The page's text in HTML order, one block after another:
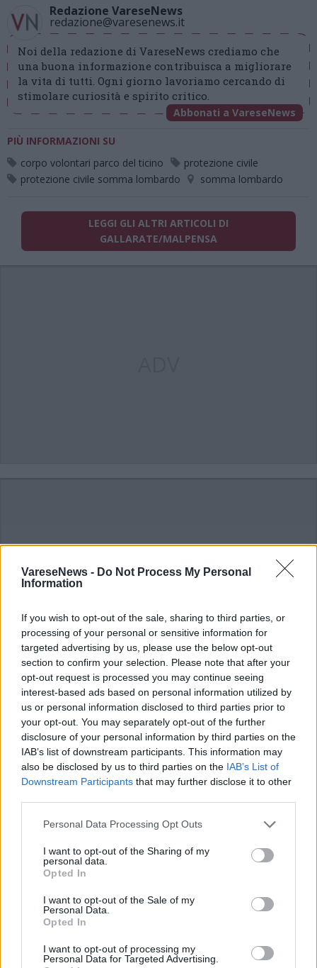
VareseNews - Do Not Process My Personal
Information
If you wish to opt-out of the sale, sharing to third parties, or
processing of your personal or sensitive information for
targeted advertising by us, please use the below opt-out
section to confirm your selection. Please note that after your
opt-out request is processed you may continue seeing
interest-based ads based on personal information utilized by
us or personal information disclosed to third parties prior to
your opt-out. You may separately opt-out of the further
disclosure of your personal information by third parties on the
IAB’s list of downstream participants. This information may
also be disclosed by us to third parties on the IAB’s List of
Downstream Participants that may further disclose it to other
Personal Data Processing Opt Outs
I want to opt-out of the Sharing of my
personal data.
Opted In
I want to opt-out of the Sale of my
Personal Data.
Opted In
I want to opt-out of processing my
Personal Data for Targeted Advertising.
Redazione VareseNews
redazione@varesenews.it
Noi della redazione di VareseNews crediamo che
una buona informazione contribuisca a migliorare
la vita di tutti. Ogni giorno lavoriamo cercando di
stimolare curiosità e spirito critico.
Abbonati a VareseNews
PIÙ INFORMAZIONI SU
corpo volontari parco del ticino
protezione civile
protezione civile somma lombardo
somma lombardo
LEGGI GLI ALTRI ARTICOLI DI
GALLARATE/MALPENSA
ADV
Commenti
Accedioregistratiper commentare questo
articolo.
L'email è richiesta ma non verrà mostrata ai visitatori. Il contenuto di questo
commento esprime il pensiero dell'autore e non rappresenta la linea editoriale
di VareseNews.it, che rimane autonoma e indipendente. I messaggi inclusi nei
commenti non sono testi giornalistici, ma post inviati dai singoli lettori che
che includano uno o più link a siti esterni verranno rimossi in automatico dal
ADV